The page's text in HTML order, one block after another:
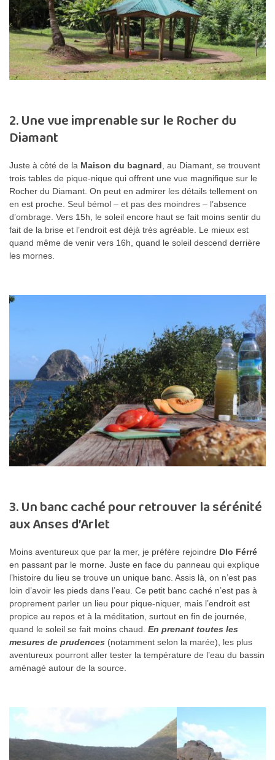
2. Une vue imprenable sur le Rocher du
Diamant
Juste à côté de la Maison du bagnard, au Diamant, se trouvent
trois tables de pique-nique qui offrent une vue magnifique sur le
Rocher du Diamant. On peut en admirer les détails tellement on
en est proche. Seul bémol – et pas des moindres – l’absence
d’ombrage. Vers 15h, le soleil encore haut se fait moins sentir du
fait de la brise et l’endroit est déjà très agréable. Le mieux est
quand même de venir vers 16h, quand le soleil descend derrière
les mornes.
3. Un banc caché pour retrouver la sérénité
aux Anses d’Arlet
Moins aventureux que par la mer, je préfère rejoindre Dlo Férré
en passant par le morne. Juste en face du panneau qui explique
l’histoire du lieu se trouve un unique banc. Assis là, on n’est pas
loin d’avoir les pieds dans l’eau. Ce petit banc caché n’est pas à
proprement parler un lieu pour pique-niquer, mais l’endroit est
propice au repos et à la méditation, surtout en fin de journée,
quand le soleil se fait moins chaud. En prenant toutes les
mesures de prudences (notamment selon la marée), les plus
aventureux pourront aller tester la température de l’eau du bassin
aménagé autour de la source.